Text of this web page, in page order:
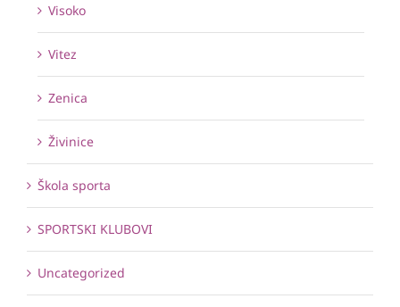
Visoko
Vitez
Zenica
Živinice
Škola sporta
SPORTSKI KLUBOVI
Uncategorized